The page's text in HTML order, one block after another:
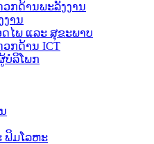
ກດ້ານພະລັງງານ
ານ
ໄພ ແລະ ສຸຂະພາບ
ກດ້ານ ICT
ບໍລິໂພກ
ຟິມໂລຫະ